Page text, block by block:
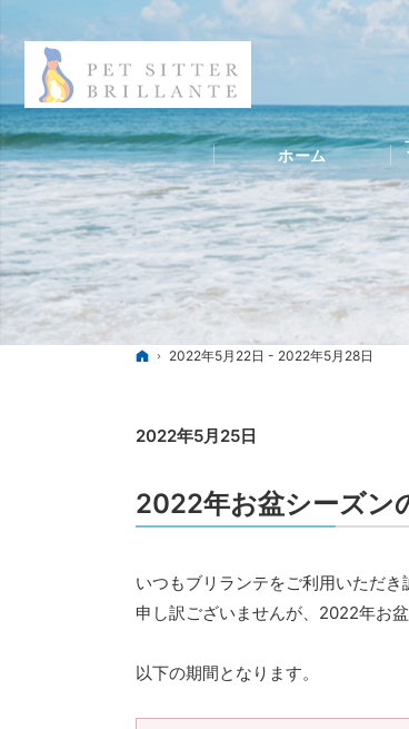
ホーム
2022年5月22日 - 2022年5月28日
2022年5月25日
2022年お盆シーズン
いつもブリランテをご利用いただき
申し訳ございませんが、2022年お
以下の期間となります。
ホーム